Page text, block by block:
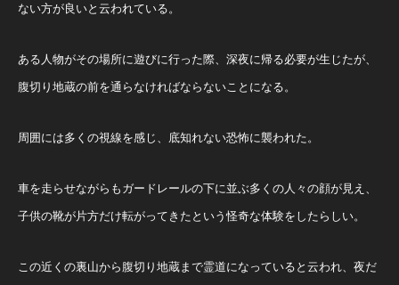
ない方が良いと云われている。
ある人物がその場所に遊びに行った際、深夜に帰る必要が生じたが、
腹切り地蔵の前を通らなければならないことになる。
周囲には多くの視線を感じ、底知れない恐怖に襲われた。
車を走らせながらもガードレールの下に並ぶ多くの人々の顔が見え、
子供の靴が片方だけ転がってきたという怪奇な体験をしたらしい。
この近くの裏山から腹切り地蔵まで霊道になっていると云われ、夜だ